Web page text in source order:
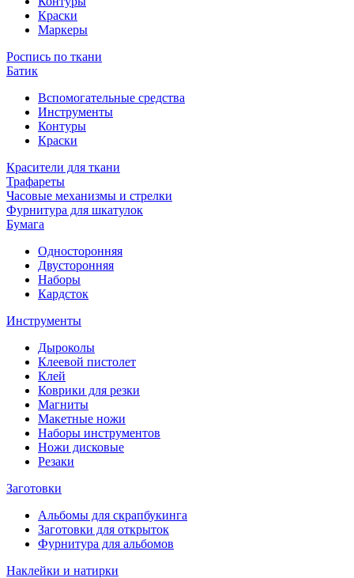
Краски
Маркеры
Роспись по ткани
Батик
Вспомогательные средства
Инструменты
Контуры
Краски
Красители для ткани
Трафареты
Часовые механизмы и стрелки
Фурнитура для шкатулок
Бумага
Односторонняя
Двусторонняя
Наборы
Кардсток
Инструменты
Дыроколы
Клеевой пистолет
Клей
Коврики для резки
Магниты
Макетные ножи
Наборы инструментов
Ножи дисковые
Резаки
Заготовки
Альбомы для скрапбукинга
Заготовки для открыток
Фурнитура для альбомов
Наклейки и натирки